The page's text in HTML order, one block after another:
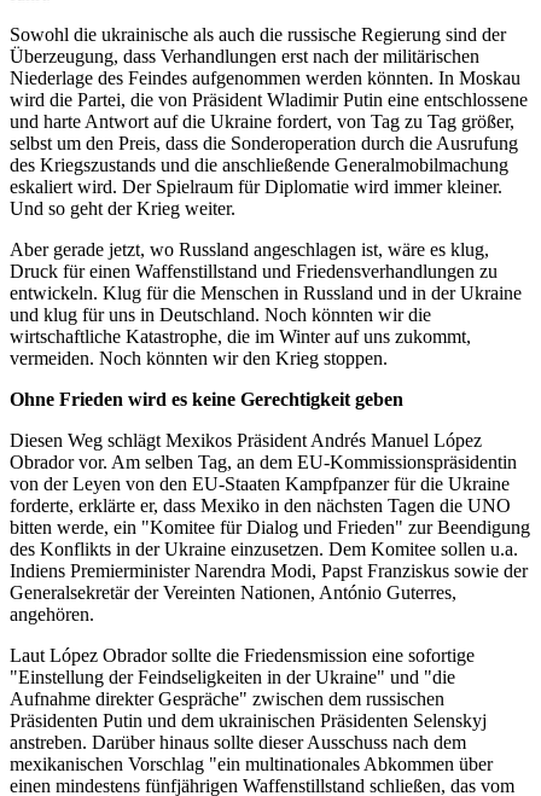
Sowohl die ukrainische als auch die russische Regierung sind der
Überzeugung, dass Verhandlungen erst nach der militärischen
Niederlage des Feindes aufgenommen werden könnten. In Moskau
wird die Partei, die von Präsident Wladimir Putin eine entschlossene
und harte Antwort auf die Ukraine fordert, von Tag zu Tag größer,
selbst um den Preis, dass die Sonderoperation durch die Ausrufung
des Kriegszustands und die anschließende Generalmobilmachung
eskaliert wird. Der Spielraum für Diplomatie wird immer kleiner.
Und so geht der Krieg weiter.
Aber gerade jetzt, wo Russland angeschlagen ist, wäre es klug,
Druck für einen Waffenstillstand und Friedensverhandlungen zu
entwickeln. Klug für die Menschen in Russland und in der Ukraine
und klug für uns in Deutschland. Noch könnten wir die
wirtschaftliche Katastrophe, die im Winter auf uns zukommt,
vermeiden. Noch könnten wir den Krieg stoppen.
Ohne Frieden wird es keine Gerechtigkeit geben
Diesen Weg schlägt Mexikos Präsident Andrés Manuel López
Obrador vor. Am selben Tag, an dem EU-Kommissionspräsidentin
von der Leyen von den EU-Staaten Kampfpanzer für die Ukraine
forderte, erklärte er, dass Mexiko in den nächsten Tagen die UNO
bitten werde, ein "Komitee für Dialog und Frieden" zur Beendigung
des Konflikts in der Ukraine einzusetzen. Dem Komitee sollen u.a.
Indiens Premierminister Narendra Modi, Papst Franziskus sowie der
Generalsekretär der Vereinten Nationen, António Guterres,
angehören.
Laut López Obrador sollte die Friedensmission eine sofortige
"Einstellung der Feindseligkeiten in der Ukraine" und "die
Aufnahme direkter Gespräche" zwischen dem russischen
Präsidenten Putin und dem ukrainischen Präsidenten Selenskyj
anstreben. Darüber hinaus sollte dieser Ausschuss nach dem
mexikanischen Vorschlag "ein multinationales Abkommen über
einen mindestens fünfjährigen Waffenstillstand schließen, das vom